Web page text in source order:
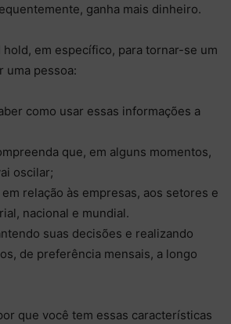
ganha mais dinheiro.
hold, em específico, para tornar-se um
uma pessoa:
como usar essas informações a
que, em alguns momentos,
oscilar;
em relação às empresas, aos setores e
nacional e mundial.
suas decisões e realizando
de preferência mensais, a longo
que você tem essas características